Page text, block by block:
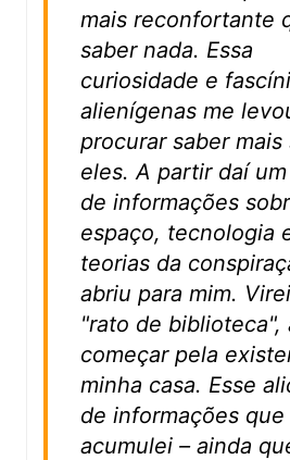
mais reconfortante
saber nada. Essa
curiosidade e
alienígenas me
procurar saber mais
eles. A partir daí
de informações
espaço, tecnologia
teorias da
abriu para mim.
"rato de biblioteca",
começar pela
minha casa. Esse
de informações que
acumulei – ainda